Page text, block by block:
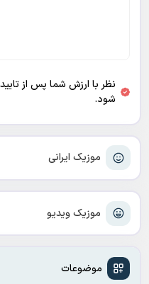
موزیک ایرانی
موزیک ویدیو
موضوعات
نظر با ارزش شما پس از
شود.